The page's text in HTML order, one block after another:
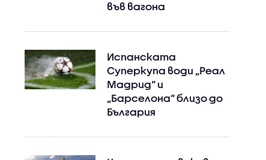
във вагона
Испанската
Суперкупа води „Реал
Мадрид“ и
„Барселона“ близо до
България